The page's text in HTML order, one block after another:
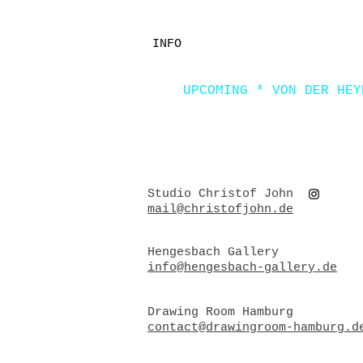
INFO
UPCOMING * VON DER
Studio Christof John
mail@christofjohn.de
Hengesbach Gallery
info@hengesbach-gallery.de
Drawing Room Hamburg
contact@drawingroom-